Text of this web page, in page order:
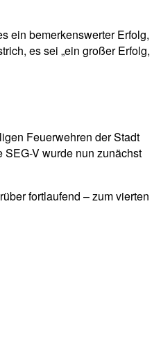
ein bemerkenswerter Erfolg,
es sei „ein großer Erfolg,
Feuerwehren der Stadt
V wurde nun zunächst
fortlaufend – zum vierten